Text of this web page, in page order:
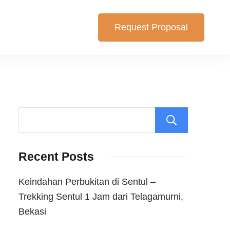
yang cocok untuk anda. Berikut Pilihan Harga Paket ,
Request Proposal
Recent Posts
Keindahan Perbukitan di Sentul –
Trekking Sentul 1 Jam dari Telagamurni,
Bekasi